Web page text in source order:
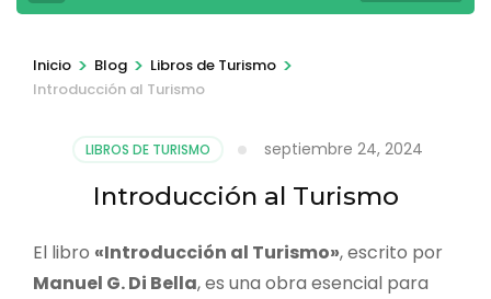
Inicio > Blog > Libros de Turismo >
Introducción al Turismo
LIBROS DE TURISMO septiembre 24, 2024
Introducción al Turismo
El libro «Introducción al Turismo», escrito por
Manuel G. Di Bella, es una obra esencial para